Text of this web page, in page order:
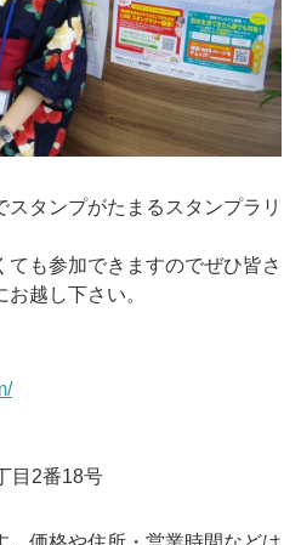
タンプがたまるスタンプラリ
ても参加できますのでぜひ皆さ
越し下さい。
目2番18号